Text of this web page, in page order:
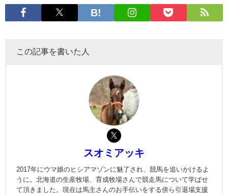
この記事を書いた人
スオミアッキ
2017年にウマ娘のヒシアマゾンに魅了され、競馬を追いかけるよ
うに。北海道の生産牧場、育成牧場さんで競走馬について学ばせ
て頂きました。現在は馬主さんのお手伝いをする傍ら引退場支援